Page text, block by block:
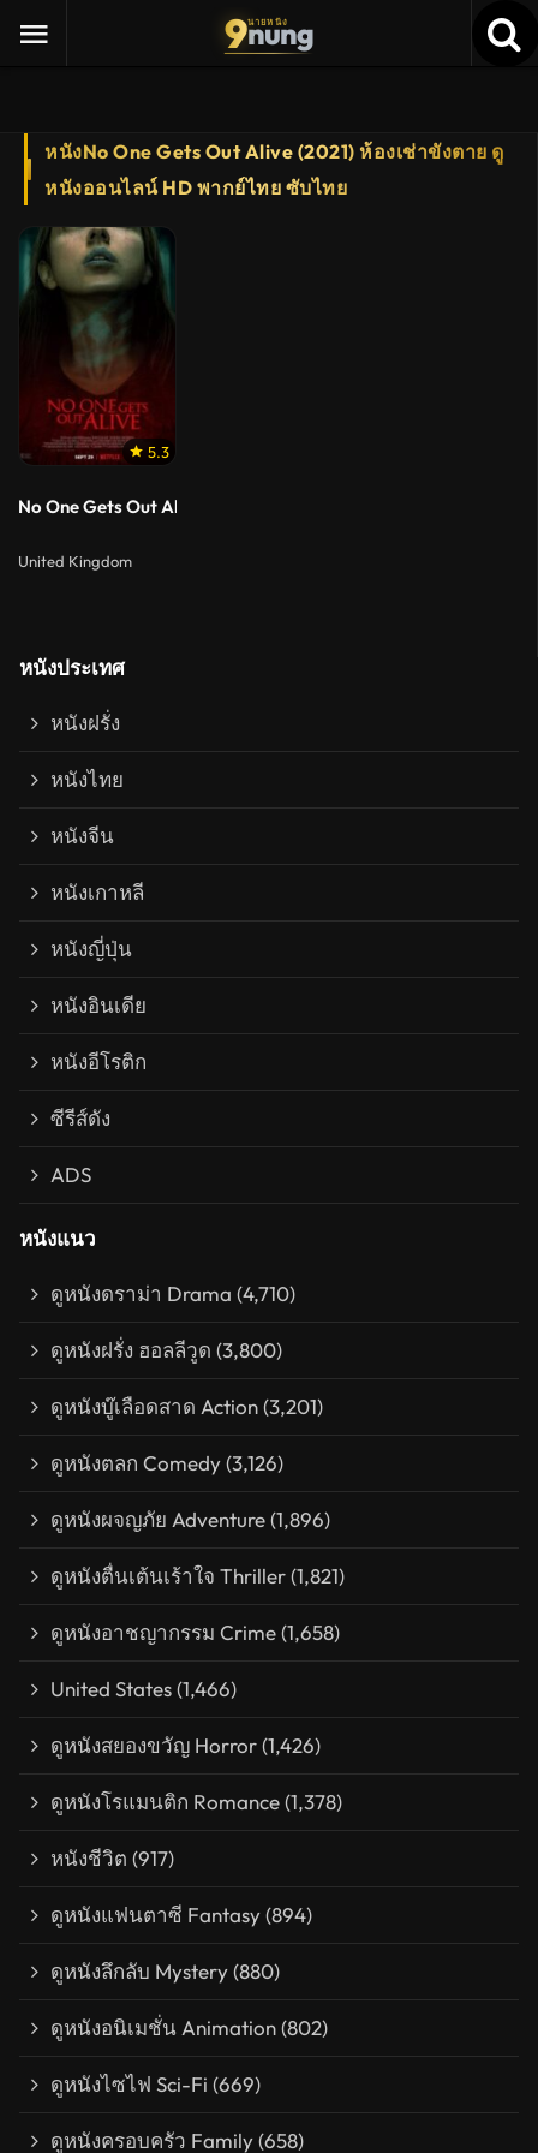
9นายหนัง
nung
หนังNo One Gets Out Alive (2021) ห้องเช่าขังตาย ดู
หนังออนไลน์ HD พากย์ไทย ซับไทย
5.3
No One Gets Out Alive (2021) ห้องเช่าขังตาย
United Kingdom
หนังประเทศ
หนังฝรั่ง
หนังไทย
หนังจีน
หนังเกาหลี
หนังญี่ปุ่น
หนังอินเดีย
หนังอีโรติก
ซีรีส์ดัง
ADS
หนังแนว
ดูหนังดราม่า Drama (4,710)
ดูหนังฝรั่ง ฮอลลีวูด (3,800)
ดูหนังบู๊เลือดสาด Action(3,201)
ดูหนังตลก Comedy(3,126)
ดูหนังผจญภัย Adventure(1,896)
ดูหนังตื่นเต้นเร้าใจ Thriller(1,821)
ดูหนังอาชญากรรม Crime(1,658)
United States(1,466)
ดูหนังสยองขวัญ Horror(1,426)
ดูหนังโรแมนติก Romance(1,378)
หนังชีวิต (917)
ดูหนังแฟนตาซี Fantasy(894)
ดูหนังลึกลับ Mystery(880)
ดูหนังอนิเมชั่น Animation(802)
ดูหนังไซไฟ Sci-Fi (669)
ดูหนังครอบครัว Family(658)